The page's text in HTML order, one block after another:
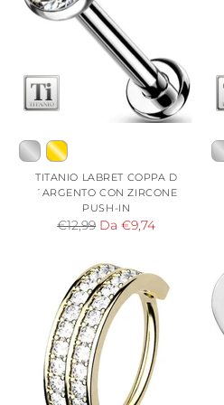
TITANIO LABRET COPPA D
´ARGENTO CON ZIRCONE
PUSH-IN
Prezzo
€12,99 Da €9,74